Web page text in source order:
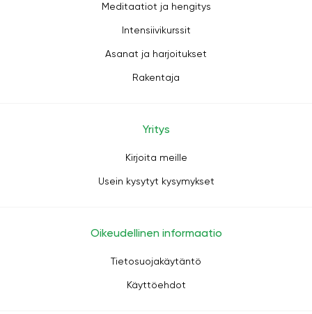
Meditaatiot ja hengitys
Intensiivikurssit
Asanat ja harjoitukset
Rakentaja
Yritys
Kirjoita meille
Usein kysytyt kysymykset
Oikeudellinen informaatio
Tietosuojakäytäntö
Käyttöehdot